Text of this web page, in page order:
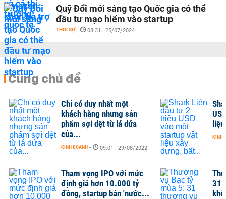
Quỹ Đổi mới sáng tạo Quốc gia có thể
đầu tư mạo hiểm vào startup
THỜI SỰ - 08:31 | 25/07/2024
Cùng chủ đề
31
Chỉ có duy nhất một
khách hàng nhưng sản
phẩm sợi dệt từ lá dứa
của...
KINH DOANH - 09:01 | 29/08/2022
Tham vọng IPO với mức
định giá hơn 10.000 tỷ
đồng, startup bán 'nước...
KINH